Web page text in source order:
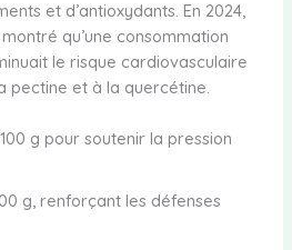
et d’antioxydants. En 2024,
qu’une consommation
le risque cardiovasculaire
pectine et à la quercétine.
g pour soutenir la pression
g, renforçant les défenses